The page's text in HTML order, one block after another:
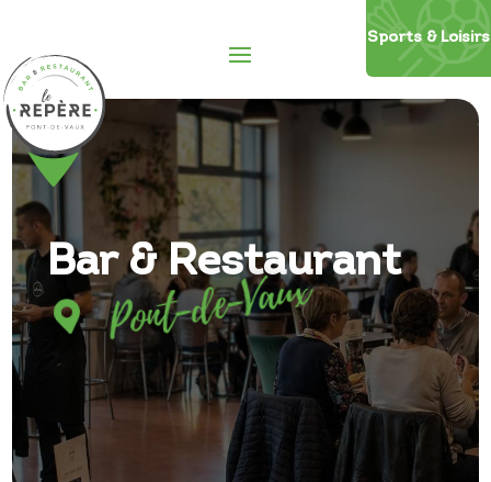
Sports&Loisirs
Bar & Restaurant
 Pont-de-Vaux